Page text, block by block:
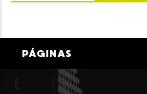
PÁGINAS